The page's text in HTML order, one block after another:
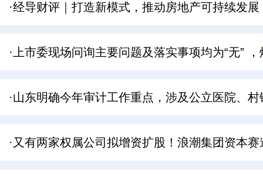
·经导财评｜打造新模式，推动房地产可持续发展
·上市委现场问询主要问题及落实事项均为“无”
·山东明确今年审计工作重点，涉及公立医院、
·又有两家权属公司拟增资扩股！浪潮集团资本赛